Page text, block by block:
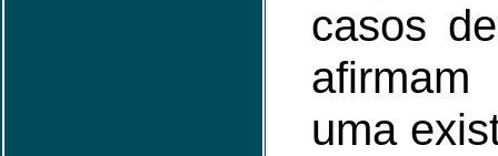
casos
uma